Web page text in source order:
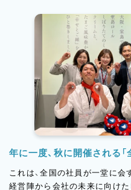
年に一度、秋に開催される「
これは、全国の社員が一堂に会
経営陣から会社の未来に向け